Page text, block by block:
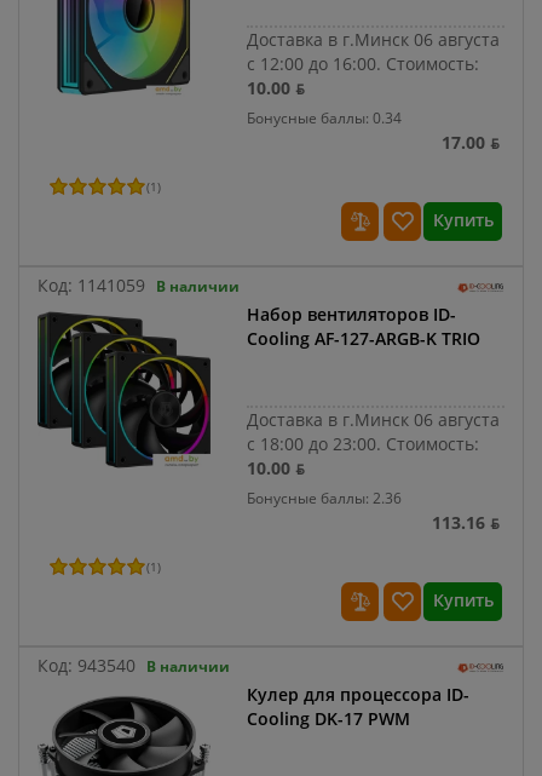
Доставка в г.Минск 06 августа
с 12:00 до 16:00. Стоимость:
10.00 ƃ
Бонусные баллы: 0.34
17.00 ƃ
(1)
Купить
Код: 1141059 В наличии
Набор вентиляторов ID-
Cooling AF-127-ARGB-K TRIO
Доставка в г.Минск 06 августа
с 18:00 до 23:00. Стоимость:
10.00 ƃ
Бонусные баллы: 2.36
113.16 ƃ
(1)
Купить
Код: 943540 В наличии
Кулер для процессора ID-
Cooling DK-17 PWM